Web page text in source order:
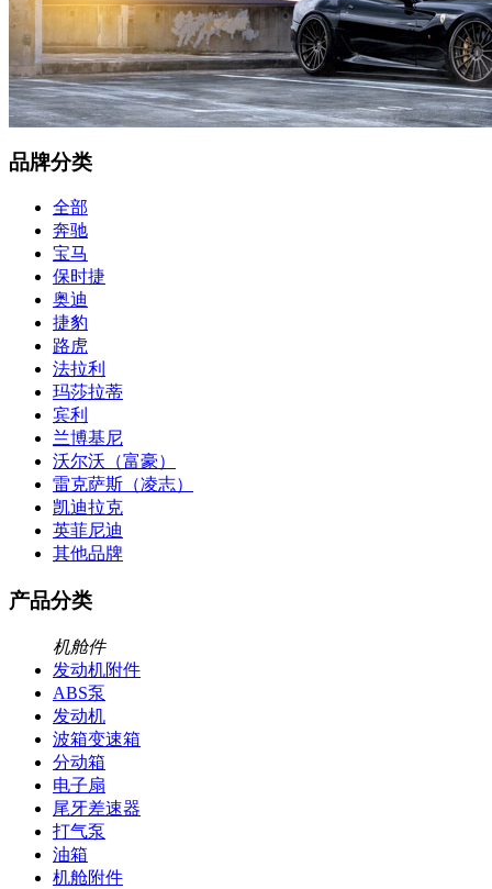
品牌分类
全部
奔驰
宝马
保时捷
奥迪
捷豹
路虎
法拉利
玛莎拉蒂
宾利
兰博基尼
沃尔沃（富豪）
雷克萨斯（凌志）
凯迪拉克
英菲尼迪
其他品牌
产品分类
机舱件
发动机附件
ABS泵
发动机
波箱变速箱
分动箱
电子扇
尾牙差速器
打气泵
油箱
机舱附件